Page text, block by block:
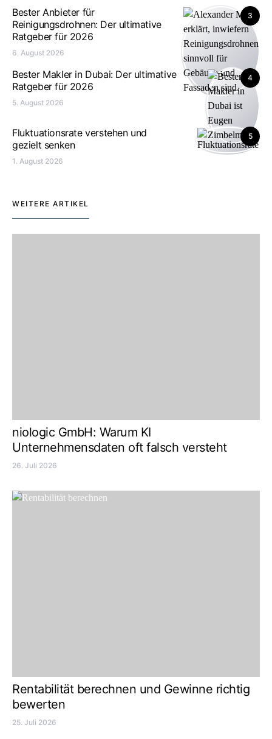
3
Bester Anbieter für
Reinigungsdrohnen: Der ultimative
Ratgeber für 2026
6. August 2026
4
Bester Makler in Dubai: Der ultimative
Ratgeber für 2026
5. August 2026
5
Fluktuationsrate verstehen und
gezielt senken
1. August 2026
WEITERE ARTIKEL
niologic GmbH: Warum KI
Unternehmensdaten oft falsch versteht
26. Juli 2026
Rentabilität berechnen und Gewinne richtig
bewerten
25. Juli 2026